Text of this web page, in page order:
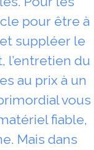
pour être à
suppléer le
l’entretien du
au prix à un
vous
fiable,
Mais dans